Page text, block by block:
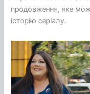
продовження, яке
історію серіалу.